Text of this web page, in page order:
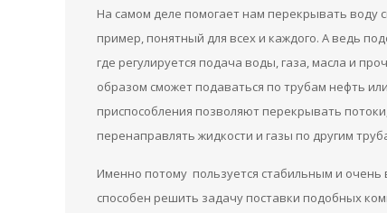
На самом деле помогает нам перекрывать воду
пример, понятный для всех и каждого. А ведь
где регулируется подача воды, газа, масла и
образом сможет подаваться по трубам нефть
приспособления позволяют перекрывать
перенаправлять жидкости и газы по другим
Именно потому пользуется стабильным и
способен решить задачу поставки подобных